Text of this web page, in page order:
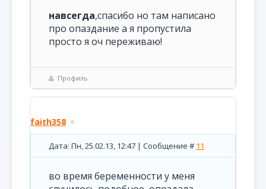
навсегда,спасибо но там написано
про опаздание а я пропустила
просто я оч переживаю!
Профиль
faith358
Дата: Пн, 25.02.13, 12:47 | Сообщение # 11
во время беременности у меня